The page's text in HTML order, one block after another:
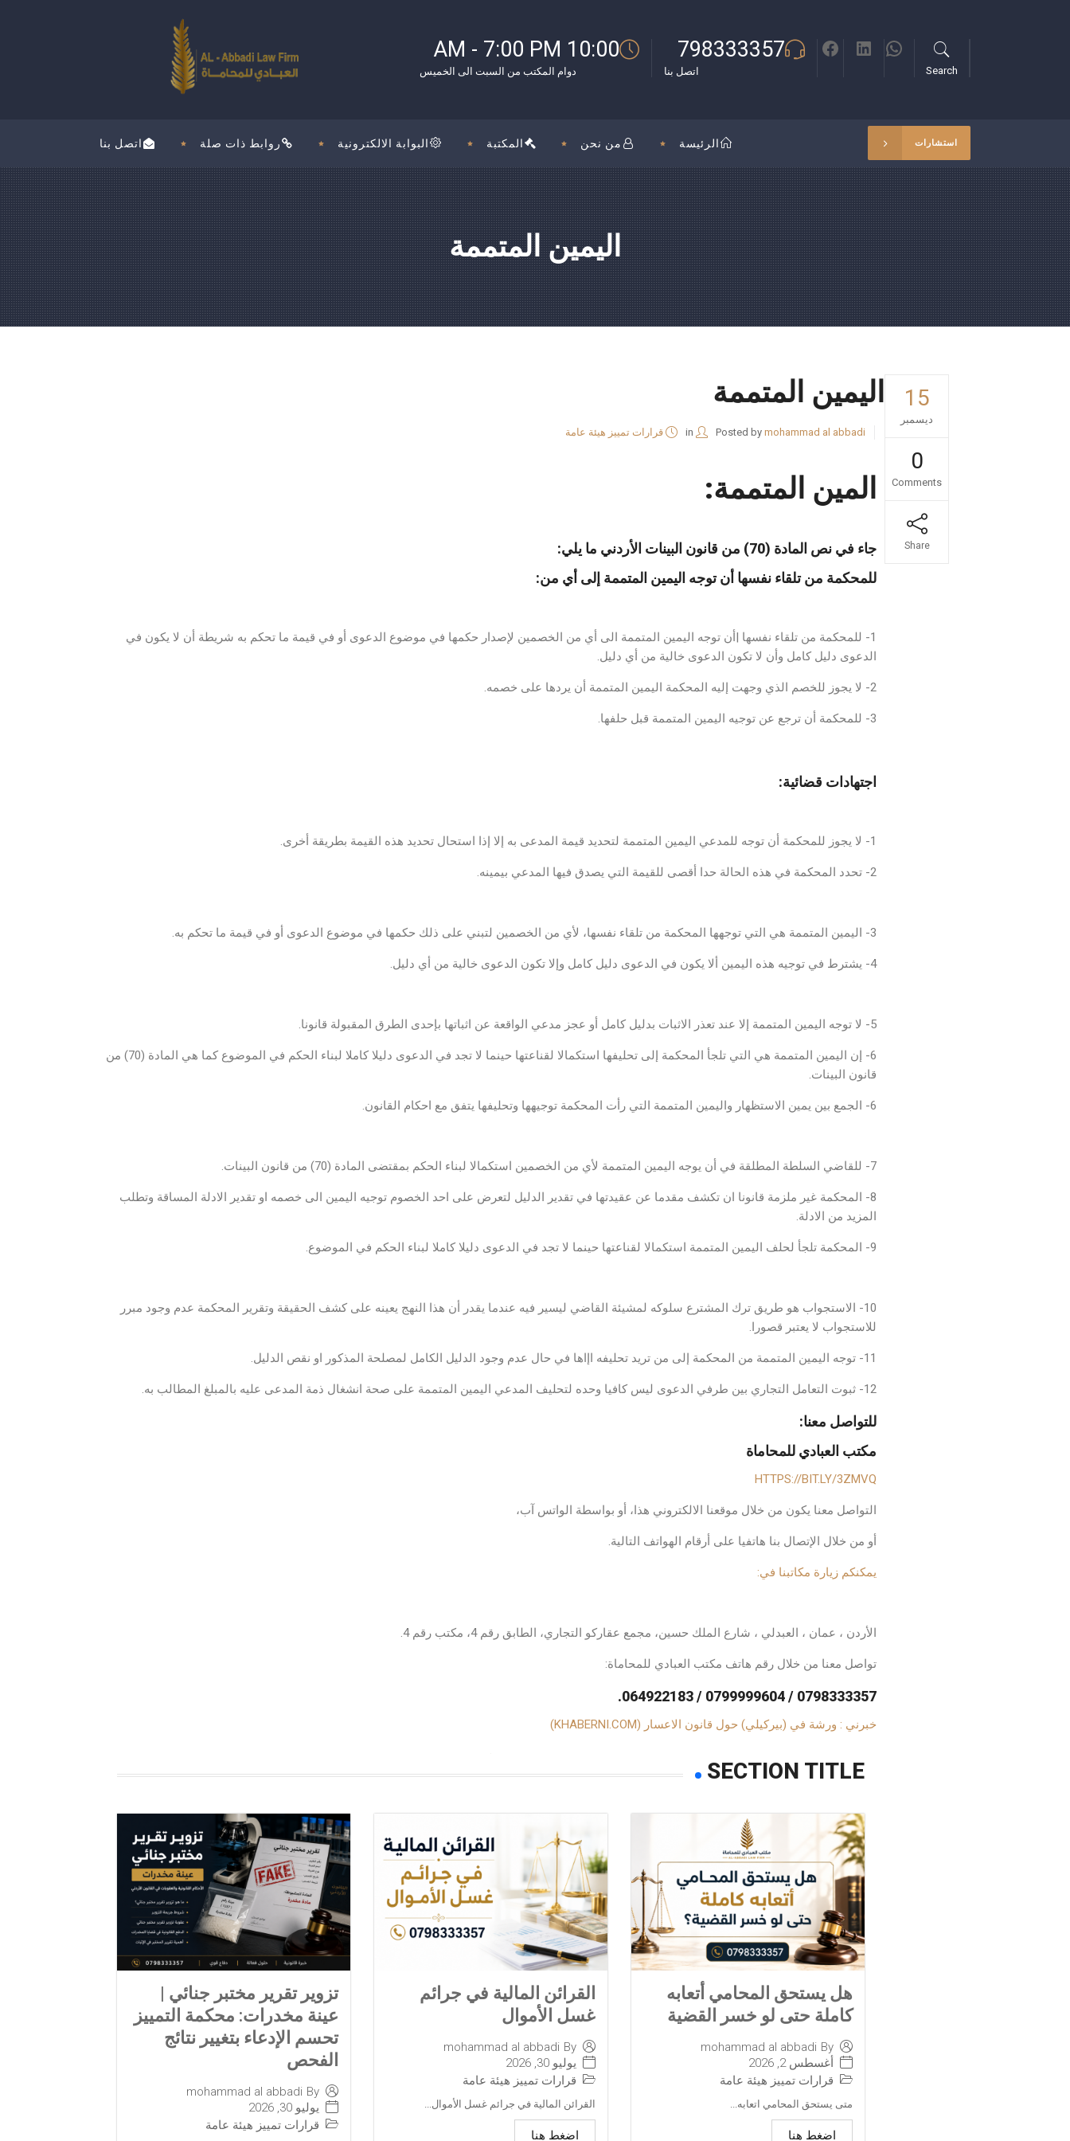
10:00 AM - 7:00 PM
دوام المكتب من السبت الى الخميس
798333357
اتصل بنا Search
اتصل بنا روابط ذات صلة البوابة الالكترونية المكتبة من نحن الرئيسة استشارات
اليمين المتممة
15
ديسمبر
0
Comments
Share
اليمين المتممة
Posted by mohammad al abbadi
in قرارات تمييز هيئة عامة
المين المتممة:
جاء في نص المادة (70) من قانون البينات الأردني ما يلي:
للمحكمة من تلقاء نفسها أن توجه اليمين المتممة إلى أي من:
1- للمحكمة من تلقاء نفسها |أن توجه اليمين المتممة الى أي من الخصمين لإصدار حكمها في موضوع الدعوى أو في قيمة ما تحكم به شريطة أن لا يكون في
الدعوى دليل كامل وأن لا تكون الدعوى خالية من أي دليل.
2- لا يجوز للخصم الذي وجهت إليه المحكمة اليمين المتممة أن يردها على خصمه.
3- للمحكمة أن ترجع عن توجيه اليمين المتممة قبل حلفها.
اجتهادات قضائية:
1- لا يجوز للمحكمة أن توجه للمدعي اليمين المتممة لتحديد قيمة المدعى به إلا إذا استحال تحديد هذه القيمة بطريقة أخرى.
2- تحدد المحكمة في هذه الحالة حدا أقصى للقيمة التي يصدق فيها المدعي بيمينه.
3- اليمين المتممة هي التي توجهها المحكمة من تلقاء نفسها، لأي من الخصمين لتبني على ذلك حكمها في موضوع الدعوى أو في قيمة ما تحكم به.
4- يشترط في توجيه هذه اليمين ألا يكون في الدعوى دليل كامل وإلا تكون الدعوى خالية من أي دليل.
5- لا توجه اليمين المتممة إلا عند تعذر الاثبات بدليل كامل أو عجز مدعي الواقعة عن اثباتها بإحدى الطرق المقبولة قانونا.
6- إن اليمين المتممة هي التي تلجأ المحكمة إلى تحليفها استكمالا لقناعتها حينما لا تجد في الدعوى دليلا كاملا لبناء الحكم في الموضوع كما هي المادة (70) من
قانون البينات.
6- الجمع بين يمين الاستظهار واليمين المتممة التي رأت المحكمة توجيهها وتحليفها يتفق مع احكام القانون.
7- للقاضي السلطة المطلقة في أن يوجه اليمين المتممة لأي من الخصمين استكمالا لبناء الحكم بمقتضى المادة (70) من قانون البينات.
8- المحكمة غير ملزمة قانونا ان تكشف مقدما عن عقيدتها في تقدير الدليل لتعرض على احد الخصوم توجيه اليمين الى خصمه او تقدير الادلة المساقة وتطلب
المزيد من الادلة.
9- المحكمة تلجأ لحلف اليمين المتممة استكمالا لقناعتها حينما لا تجد في الدعوى دليلا كاملا لبناء الحكم في الموضوع.
10- الاستجواب هو طريق ترك المشترع سلوكه لمشيئة القاضي ليسير فيه عندما يقدر أن هذا النهج يعينه على كشف الحقيقة وتقرير المحكمة عدم وجود مبرر
للاستجواب لا يعتبر قصورا.
11- توجه اليمين المتممة من المحكمة إلى من تريد تحليفه اإاها في حال عدم وجود الدليل الكامل لمصلحة المذكور او نقص الدليل.
12- ثبوت التعامل التجاري بين طرفي الدعوى ليس كافيا وحده لتحليف المدعي اليمين المتممة على صحة انشغال ذمة المدعى عليه بالمبلغ المطالب به.
للتواصل معنا:
مكتب العبادي للمحاماة
HTTPS://BIT.LY/3ZMVQ
التواصل معنا يكون من خلال موقعنا الالكتروني هذا، أو بواسطة الواتس آب،
أو من خلال الإتصال بنا هاتفيا على أرقام الهواتف التالية.
يمكنكم زيارة مكاتبنا في:
الأردن ، عمان ، العبدلي ، شارع الملك حسين، مجمع عقاركو التجاري، الطابق رقم 4، مكتب رقم 4.
تواصل معنا من خلال رقم هاتف مكتب العبادي للمحاماة:
0798333357 / 0799999604 / 064922183.
خبرني : ورشة في (بيركيلي) حول قانون الاعسار (KHABERNI.COM)
SECTION TITLE
هل يستحق المحامي أتعابه
كاملة حتى لو خسر القضية
By
mohammad al abbadi
أغسطس 2, 2026
قرارات تمييز هيئة عامة
متى يستحق المحامي اتعابه...
اضغط هنا
القرائن المالية في جرائم
غسل الأموال
By
mohammad al abbadi
يوليو 30, 2026
قرارات تمييز هيئة عامة
القرائن المالية في جرائم غسل الأموال...
اضغط هنا
تزوير تقرير مختبر جنائي |
عينة مخدرات: محكمة التمييز
تحسم الإدعاء بتغيير نتائج
الفحص
By
mohammad al abbadi
يوليو 30, 2026
قرارات تمييز هيئة عامة